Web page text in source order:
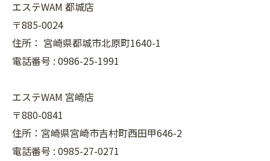
エステWAM 都城店
〒885-0024
住所： 宮崎県都城市北原町1640-1
電話番号 : 0986-25-1991
エステWAM 宮崎店
〒880-0841
住所：宮崎県宮崎市吉村町西田甲646-2
電話番号 : 0985-27-0271